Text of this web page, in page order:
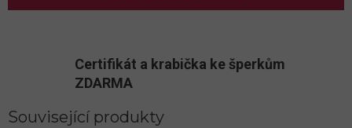
Certifikát a krabička ke šperkům
ZDARMA
Související produkty